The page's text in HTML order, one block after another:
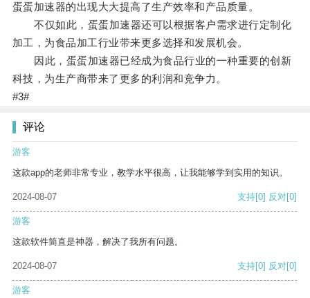
蛋蛋加速器的出现大大提高了生产效率和产品质量。
不仅如此，蛋蛋加速器还可以根据客户需求进行定制化
加工，为食品加工行业带来更多选择和发展机会。
因此，蛋蛋加速器已经成为食品行业的一种重要的创新
科技，为生产商带来了更多的利润和竞争力。
#3#
评论
游客
这款app的老师非常专业，教学水平很高，让我能够学到实用的知识。
2024-08-07 支持[0] 反对[0]
游客
这款软件简直是神器，解决了我所有问题。
2024-08-07 支持[0] 反对[0]
游客